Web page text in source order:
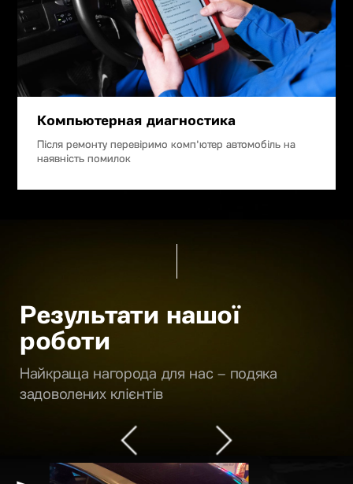
Компьютерная диагностика
Після ремонту перевіримо комп'ютер автомобіль на
наявність помилок
Результати нашої
роботи
Найкраща нагорода для нас – подяка
задоволених клієнтів